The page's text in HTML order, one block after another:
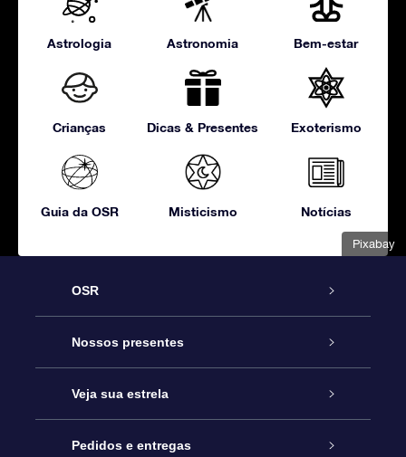
Pixabay
Astrologia Astronomia Bem-estar
Crianças Dicas & Presentes Exoterismo
Guia da OSR Misticismo Notícias
OSR
Serviço
Entre em contato conosco
Blog
Nossos presentes
Presente estrelar on-line
Pacote de presente da OSR
Veja sua estrela
Star Register
Pedidos e entregas